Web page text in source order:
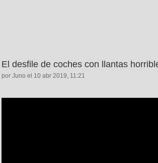
El desfile de coches con llantas
por Juno el 10 abr 2019, 11:21